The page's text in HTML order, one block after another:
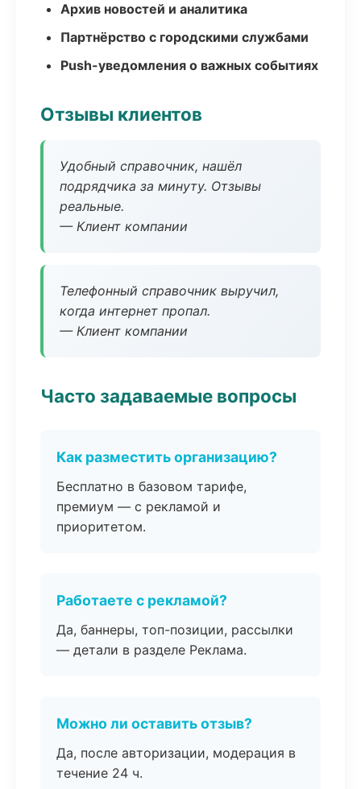
Архив новостей и аналитика
Партнёрство с городскими службами
Push-уведомления о важных событиях
Отзывы клиентов
Удобный справочник, нашёл
подрядчика за минуту. Отзывы
реальные.
— Клиент компании
Телефонный справочник выручил,
когда интернет пропал.
— Клиент компании
Часто задаваемые вопросы
Как разместить организацию?
Бесплатно в базовом тарифе,
премиум — с рекламой и
приоритетом.
Работаете с рекламой?
Да, баннеры, топ-позиции, рассылки
— детали в разделе Реклама.
Можно ли оставить отзыв?
Да, после авторизации, модерация в
течение 24 ч.